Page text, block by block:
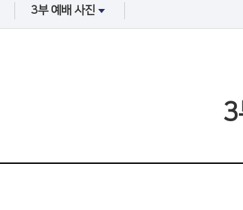
3부 예배 사진
3